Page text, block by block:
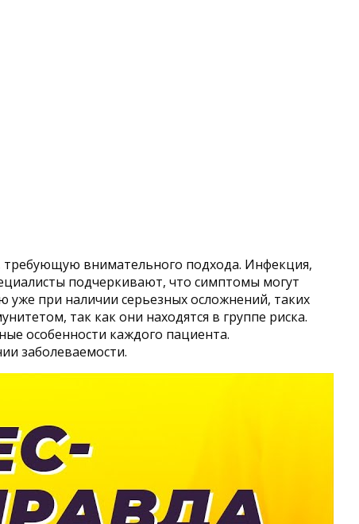
требующую внимательного подхода. Инфекция,
подчеркивают, что симптомы могут
при наличии серьезных осложнений, таких
так как они находятся в группе риска.
особенности каждого пациента.
заболеваемости.